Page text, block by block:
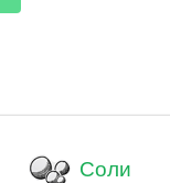
Соли